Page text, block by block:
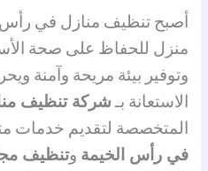
أصبح تنظيف منازل في
منزل للحفاظ على صحة
وتوفير بيئة مريحة وآمنة
الاستعانة بـشركة تنظيف
المتخصصة لتقديم خدمات
في رأس الخيمة وتنظيف